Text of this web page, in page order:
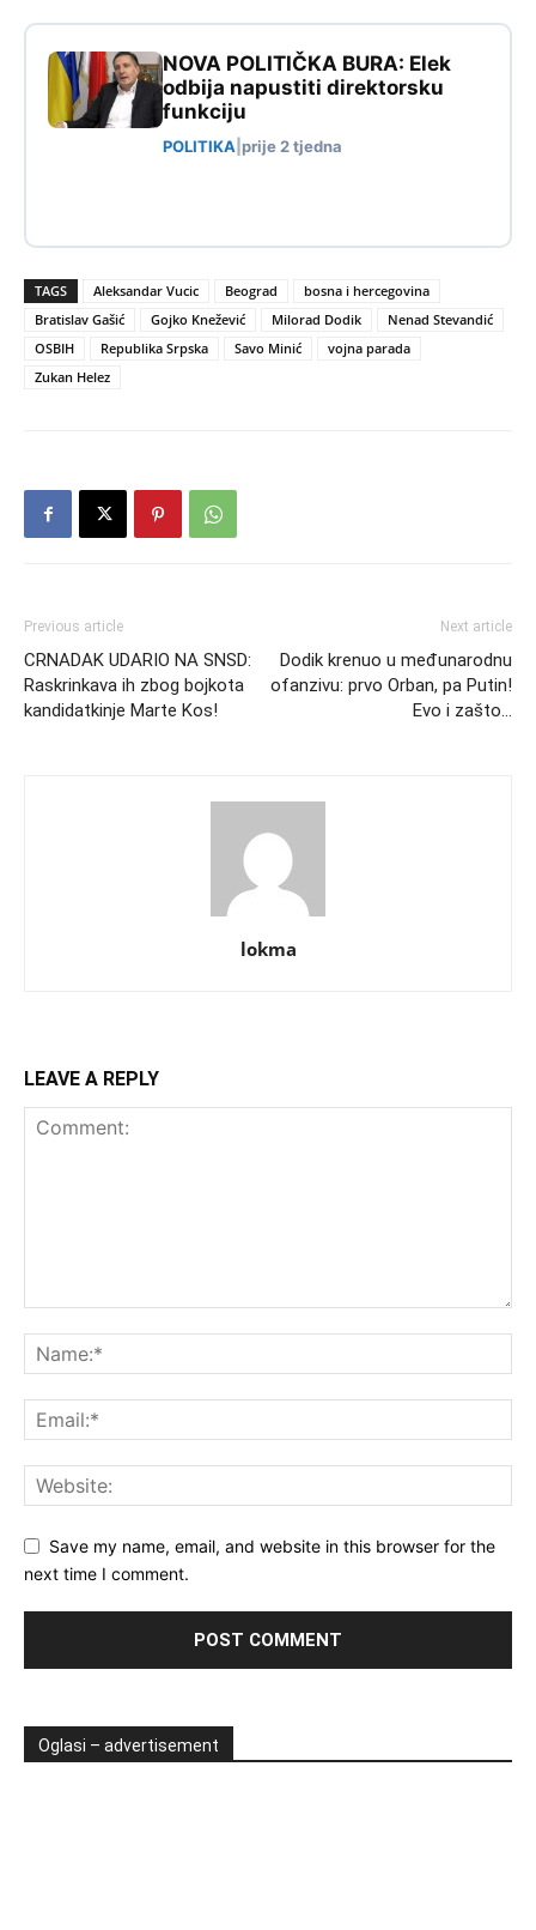
NOVA POLITIČKA BURA: Elek
odbija napustiti direktorsku
funkciju
POLITIKA prije 2 tjedna
TAGS Aleksandar Vucic Beograd
bosna i hercegovina
Bratislav Gašić
Gojko Knežević Milorad Dodik
Nenad Stevandić
OSBIH
Republika Srpska Savo Minić
vojna parada
Zukan Helez
Previous article
CRNADAK UDARIO NA SNSD:
Raskrinkava ih zbog bojkota
kandidatkinje Marte Kos!
Next article
Dodik krenuo u međunarodnu
ofanzivu: prvo Orban, pa Putin!
Evo i zašto…
lokma
LEAVE A REPLY
Save my name, email, and website in this browser for the
next time I comment.
Oglasi – advertisement